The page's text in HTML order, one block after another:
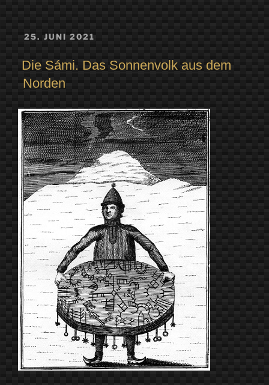
VERÖFFENTLICHT
25. JUNI 2021
Die Sámi. Das Sonnenvolk aus dem
Norden